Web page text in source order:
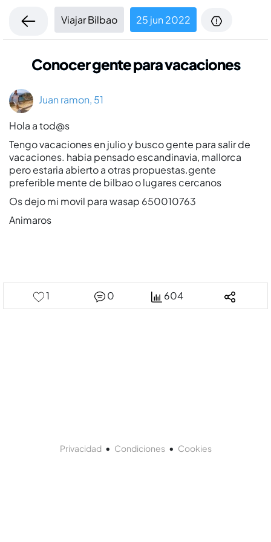
Viajar Bilbao 25 jun 2022
Conocer gente para vacaciones
Juan ramon, 51
Hola a tod@s
Tengo vacaciones en julio y busco gente para salir de
vacaciones. habia pensado escandinavia, mallorca
pero estaria abierto a otras propuestas.gente
preferible mente de bilbao o lugares cercanos
Os dejo mi movil para wasap 650010763
Animaros
1 0 604
Privacidad• Condiciones• Cookies